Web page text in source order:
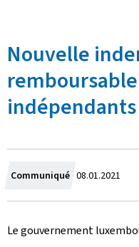
lNouvelle
indépendants
Communiqué C
r
é
08.01.2021
Le gouvernement